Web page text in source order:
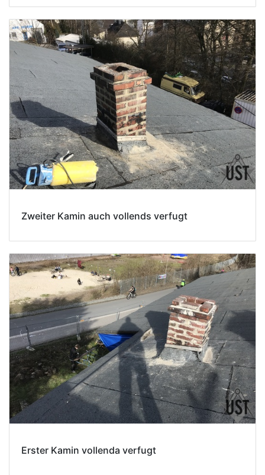
Zweiter Kamin auch vollends verfugt
Erster Kamin vollenda verfugt